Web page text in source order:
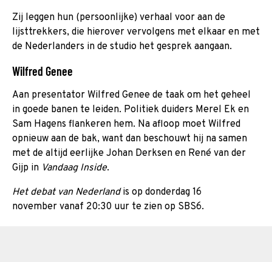
Zij leggen hun (persoonlijke) verhaal voor aan de
lijsttrekkers, die hierover vervolgens met elkaar en met
de Nederlanders in de studio het gesprek aangaan.
Wilfred Genee
Aan presentator Wilfred Genee de taak om het geheel
in goede banen te leiden. Politiek duiders Merel Ek en
Sam Hagens flankeren hem. Na afloop moet Wilfred
opnieuw aan de bak, want dan beschouwt hij na samen
met de altijd eerlijke Johan Derksen en René van der
Gijp in Vandaag Inside.
Het debat van Nederlandis op donderdag 16
november vanaf 20:30 uur te zien op SBS6.